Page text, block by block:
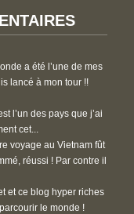
a été l’une de mes
lancé à mon tour !!
l’un des pays que j’ai
cet...
voyage au Vietnam fût
réussi ! Par contre il
et ce blog hyper riches
le monde !